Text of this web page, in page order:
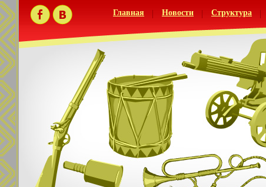
Главная Новости Структура